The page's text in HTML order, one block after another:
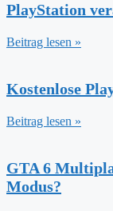
PlayStation
Beitrag lesen »
Kostenlose
Beitrag lesen »
GTA 6
Modus?